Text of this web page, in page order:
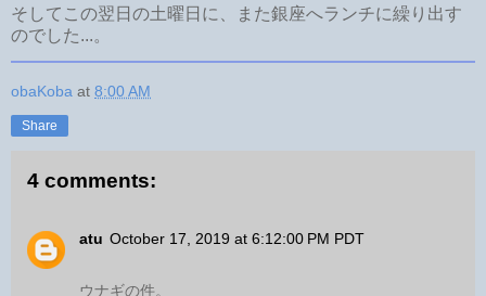
そしてこの翌日の土曜日に、また銀座へランチに繰り出す
のでした...。
obaKoba at 8:00 AM
Share
4 comments:
atu October 17, 2019 at 6:12:00 PM PDT
ウナギの件。